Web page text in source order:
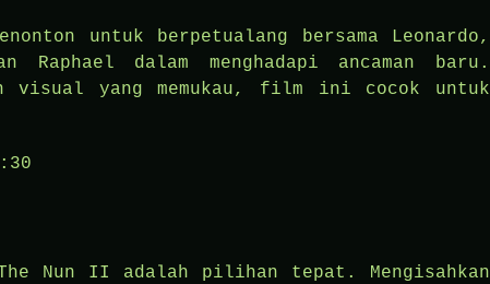
untuk berpetualang bersama Leonardo,
Raphael dalam menghadapi ancaman baru.
visual yang memukau, film ini cocok untuk
Nun II adalah pilihan tepat. Mengisahkan